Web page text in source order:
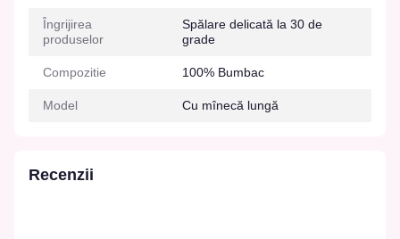
Îngrijirea
produselor
Spălare delicată la 30 de
grade
Compozitie 100% Bumbac
Model Cu mînecă lungă
Recenzii